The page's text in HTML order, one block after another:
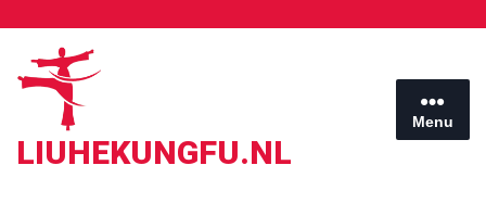
inhoud
LIUHEKUNGFU.NL
Menu